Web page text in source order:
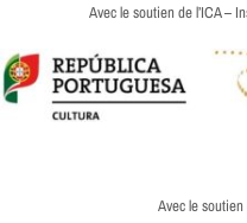
Avec le soutien de l’ICA –
Avec le